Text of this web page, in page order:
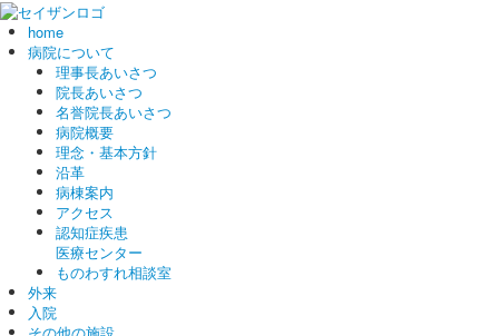
home
病院について
理事長あいさつ
院長あいさつ
名誉院長あいさつ
病院概要
理念・基本方針
沿革
病棟案内
アクセス
認知症疾患
医療センター
ものわすれ相談室
外来
入院
その他の施設